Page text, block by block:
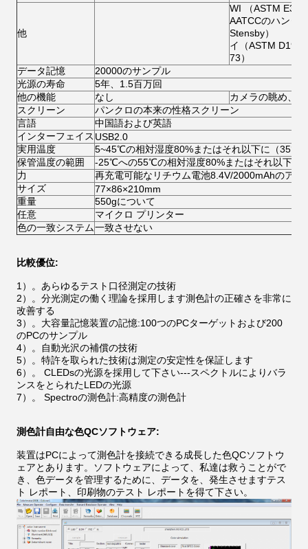
他
WI （ASTM
AATCCのハンタ
Stensby）
イ（ASTM
73）
データ記憶
20000のサンプル
光源の寿命
5年、1.5百万回
他の機能
なし
カメラの眺め、
スクリーン
パンクロの本来の性格スクリーン
言語
中国語および英語
インターフェイス USB2.0
実用温度
5~45℃の相対湿度80%またはそれ以下に（35°C
保管温度の範囲
-25℃への55℃の相対湿度80%またはそれ以下に
力
再充電可能なリチウム電池8.4V/2000mAhのアダ
サイズ
77×86×210mm
重量
550gについて
任意
マイクロ プリンター
色の一致システム一致させない
比較優位:
1）。 あらゆるテスト口径測定の技術
2）。分光測定の働く理論を採用します測色計の正確さを非常に
改善する
3）。 大容量記憶装置の記憶:100つのPCターゲットおよび200
のPCのサンプル
4）。自動光沢の補償の技術
5）。特許を取られた技術は測定の安定性を保証します
6）。 CLEDsの光源を採用して下さい---スペクトルによりバラ
ンスをとられたLEDの光源
7）。 Spectroの測色計:高精度の測色計
測色計自由な色QCソフトウェア:
装置はPCによって測色計を接続できる成長した色QCソフトウ
ェアとあります。ソフトウェアによって、私達は救うことがで
き、色データを管理するために、データを、発生させますテス
ト レポート、印刷物のテスト レポートを得て下さい。